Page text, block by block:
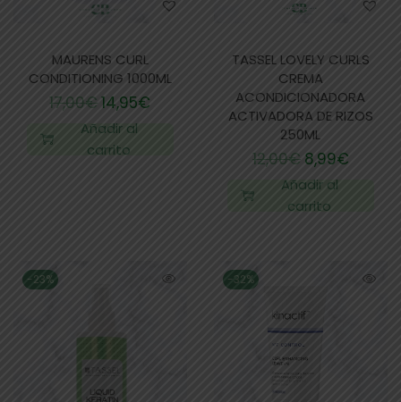
MAURENS CURL
CONDITIONING 1000ML
17,00€14,95€
Añadir al
carrito
TASSEL LOVELY CURLS
CREMA
ACONDICIONADORA
ACTIVADORA DE RIZOS
250ML
12,00€ 8,99€
Añadir al
carrito
-23% -32%